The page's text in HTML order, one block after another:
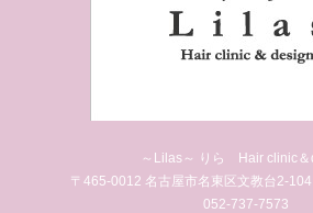
～Lilas～ りら Hair clinic＆
〒465-0012 名古屋市名東区文教台2-
052-737-7573